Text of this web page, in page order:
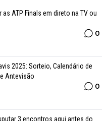
as ATP Finals em direto na TV ou
0
2025: Sorteio, Calendário de
Antevisão
0
3 encontros aqui antes do